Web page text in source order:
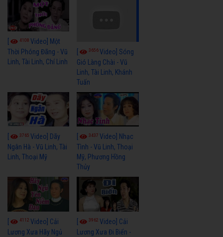
4108 Video] Một
Thời Phóng Đãng - Vũ
Linh, Tài Linh, Chí Linh
[ 3656Video] Sóng
Gió Làng Chài - Vũ
Linh, Tài Linh, Khánh
Tuấn
3765 Video] Dãy
Ngân Hà - Vũ Linh, Tài
Linh, Thoại Mỹ
3437Video] Nhạc
Tình - Vũ Linh, Thoại
Mỹ, Phương Hồng
Thủy
4112 Video] Cải
Lương Xưa Hãy Ngủ
3962Video] Cải
Lương Xưa Đi Biển -